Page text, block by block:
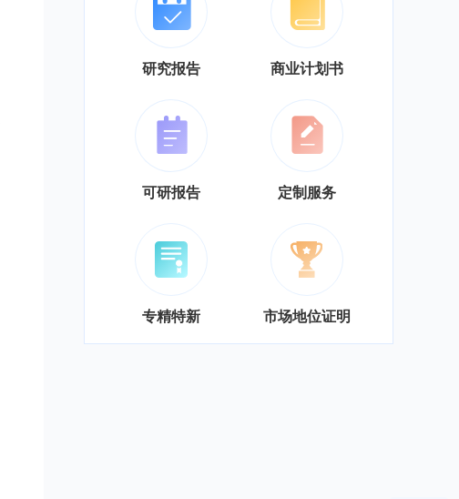
研究报告 商业计划书
可研报告 定制服务
专精特新 市场地位证明